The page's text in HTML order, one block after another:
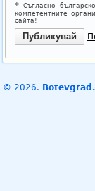
*Съгласно
компетентните
сайта!
© 2026.